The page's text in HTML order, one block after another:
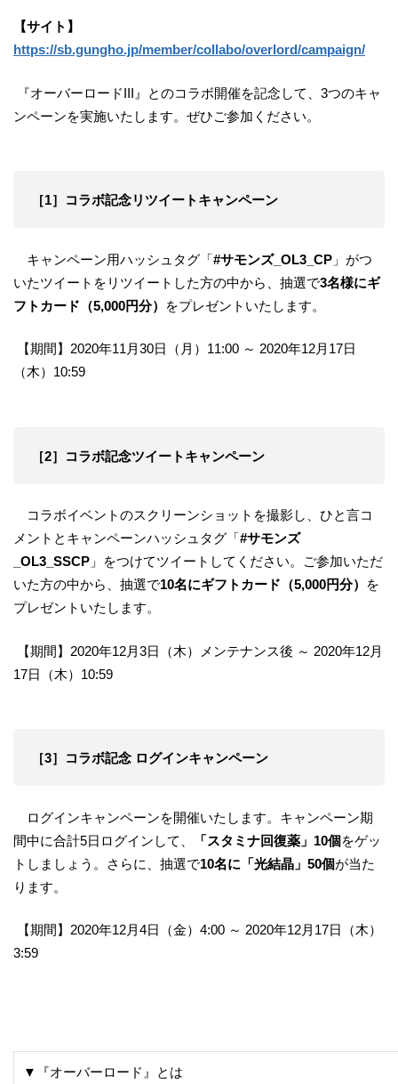
【サイト】
https://sb.gungho.jp/member/collabo/overlord/campaign/
『オーバーロードIII』とのコラボ開催を記念して、3つのキャ
ンペーンを実施いたします。ぜひご参加ください。
［1］コラボ記念リツイートキャンペーン
キャンペーン用ハッシュタグ「#サモンズ_OL3_CP 」がつ
いたツイートをリツイートした方の中から、抽選で3名様にギ
フトカード（5,000円分）
をプレゼントいたします。
【期間】2020年11月30日（月）11:00 ～ 2020年12月17日
（木）10:59
［2］コラボ記念ツイートキャンペーン
コラボイベントのスクリーンショットを撮影し、ひと言コ
メントとキャンペーンハッシュタグ「#サモンズ
_OL3_SSCP 」をつけてツイートしてください。ご参加いただ
いた方の中から、抽選で10名にギフトカード（5,000円分）
を
プレゼントいたします。
【期間】2020年12月3日（木）メンテナンス後 ～ 2020年12月
17日（木）10:59
［3］コラボ記念 ログインキャンペーン
ログインキャンペーンを開催いたします。キャンペーン期
間中に合計5日ログインして、
「スタミナ回復薬」10個をゲッ
トしましょう。さらに、抽選で10名に「光結晶」50個が当た
ります。
【期間】2020年12月4日（金）4:00 ～ 2020年12月17日（木）
3:59
▼『オーバーロード』とは